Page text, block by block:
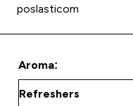
poslasticom
Aroma: